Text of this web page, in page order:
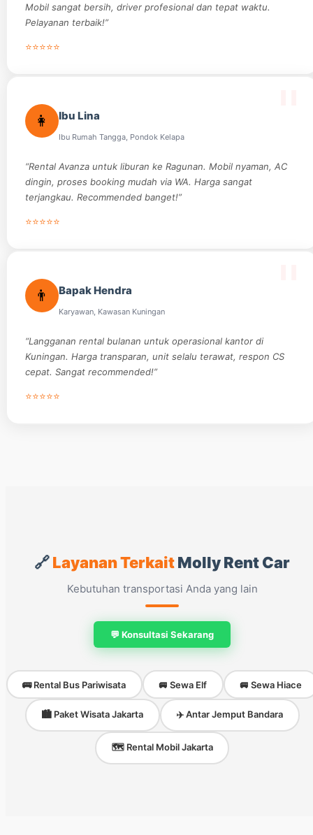
Mobil sangat bersih, driver profesional dan tepat waktu.
Pelayanan terbaik!”
⭐⭐⭐⭐⭐
👩 Ibu Lina
Ibu Rumah Tangga, Pondok Kelapa
“Rental Avanza untuk liburan ke Ragunan. Mobil nyaman, AC
dingin, proses booking mudah via WA. Harga sangat
terjangkau. Recommended banget!”
⭐⭐⭐⭐⭐
👨 Bapak Hendra
Karyawan, Kawasan Kuningan
“Langganan rental bulanan untuk operasional kantor di
Kuningan. Harga transparan, unit selalu terawat, respon CS
cepat. Sangat recommended!”
⭐⭐⭐⭐⭐
🔗Layanan TerkaitMolly Rent Car
Kebutuhan transportasi Anda yang lain
💬 Konsultasi Sekarang
🚌 Rental Bus Pariwisata 🚐 Sewa Elf 🚐 Sewa Hiace
🏙️ Paket Wisata Jakarta ✈️ Antar Jemput Bandara
🗺️ Rental Mobil Jakarta